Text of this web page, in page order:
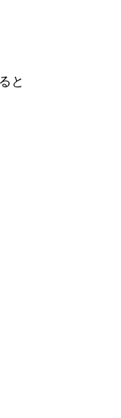
と